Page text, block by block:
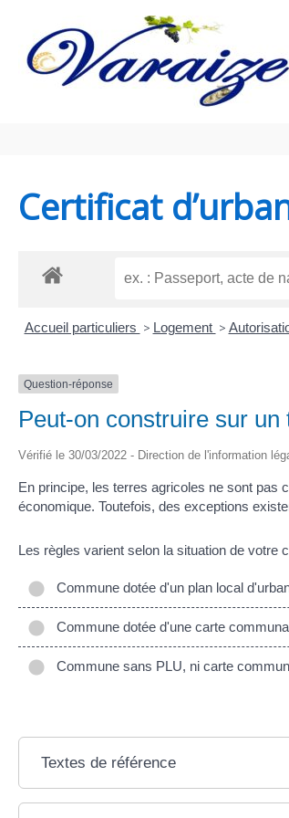
Certificat
Accueil particuliers > Logement >
Question-réponse
Peut-on construire sur
Vérifié le 30/03/2022 - Direction de l'information
En principe, les terres agricoles ne sont pas
économique. Toutefois, des exceptions
Les règles varient selon la situation de votre
Commune dotée d'un plan local
Commune dotée d'une carte
Commune sans PLU, ni carte
Textes de référence